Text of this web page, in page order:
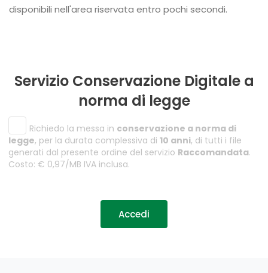
disponibili nell'area riservata entro pochi secondi.
Servizio Conservazione Digitale a
norma di legge
Richiedo la messa in conservazione a norma di
legge, per la durata complessiva di 10 anni, di tutti i file
generati dal presente ordine del servizio Raccomandata.
Costo: € 0,97/MB IVA inclusa.
Accedi